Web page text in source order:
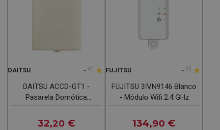
DAITSU - (0)
DAITSU ACCD-GT1 -
Pasarela Domótica
Modbus 3NDA9044
32,20 €
FUJITSU - (0)
FUJITSU 3IVN9146 Blanco
- Módulo Wifi 2.4 GHz
134,90 €